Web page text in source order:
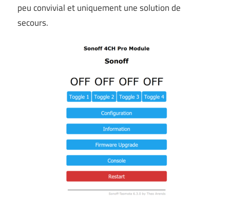
peu convivial et uniquement une solution de
secours.